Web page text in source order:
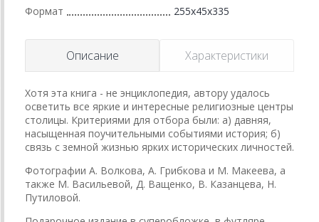
Формат 255x45x335
Описание Характеристики
Хотя эта книга - не энциклопедия, автору удалось
осветить все яркие и интересные религиозные центры
столицы. Критериями для отбора были: а) давняя,
насыщенная поучительными событиями история; б)
связь с земной жизнью ярких исторических личностей.
Фотографии А. Волкова, А. Грибкова и М. Макеева, а
также М. Васильевой, Д. Ващенко, В. Казанцева, Н.
Путиловой.